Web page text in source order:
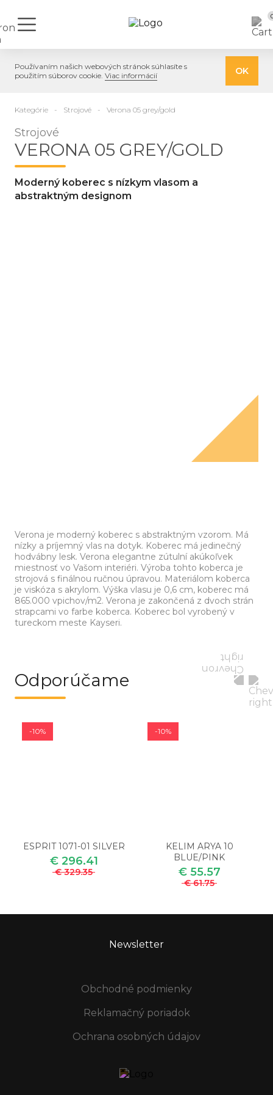
Používaním našich webových stránok súhlasíte s
použitím súborov cookie. Viac informácií OK
Kategórie Strojové Verona 05 grey/gold
Strojové
VERONA 05 GREY/GOLD
Moderný koberec s nízkym vlasom a
abstraktným designom
Verona je moderný koberec s abstraktným vzorom. Má
nízky a príjemný vlas na dotyk. Koberec má jedinečný
hodvábny lesk. Verona elegantne zútulní akúkoľvek
miestnosť vo Vašom interiéri. Výroba tohto koberca je
strojová s finálnou ručnou úpravou. Materiálom koberca
je viskóza s akrylom. Výška vlasu je 0,6 cm, koberec má
865.000 vpichov/m2. Verona je zakončená z dvoch strán
strapcami vo farbe koberca. Koberec bol vyrobený v
tureckom meste Kayseri.
Odporúčame
-10%
ESPRIT 1071-01 SILVER
€ 296.41
€ 329.35
-10%
KELIM ARYA 10
BLUE/PINK
€ 55.57
€ 61.75
Newsletter
Obchodné podmienky
Reklamačný poriadok
Ochrana osobných údajov